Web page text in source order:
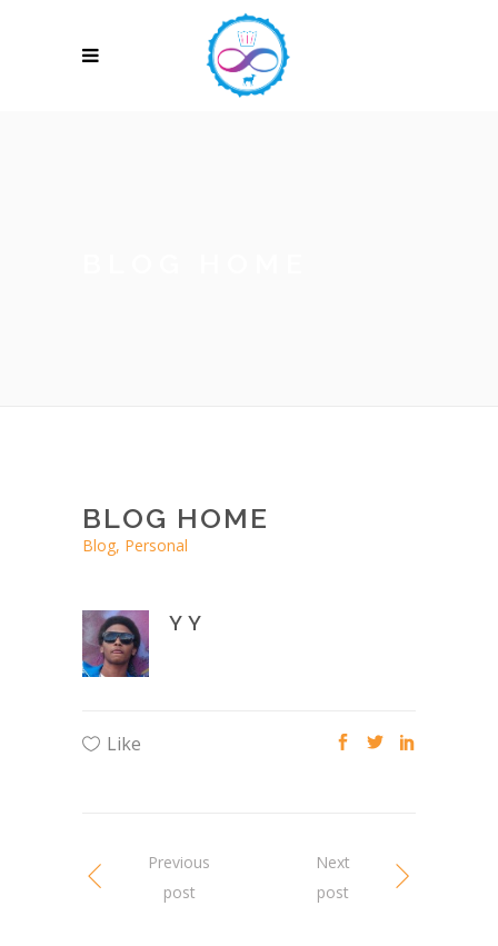
BLOG HOME
Blog, Personal
Y Y
Like
Previous
post
Next
post